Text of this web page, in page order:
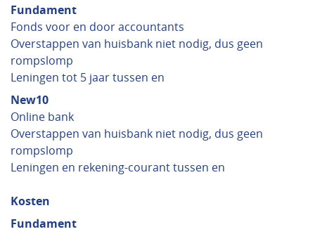
Fundament
Fonds voor en door accountants
Overstappen van huisbank niet nodig, dus geen
rompslomp
Leningen tot 5 jaar tussen en
New10
Online bank
Overstappen van huisbank niet nodig, dus geen
rompslomp
Leningen en rekening-courant tussen en
Kosten
Fundament